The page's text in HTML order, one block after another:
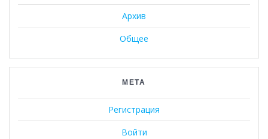
Архив
Общее
МЕТА
Регистрация
Войти